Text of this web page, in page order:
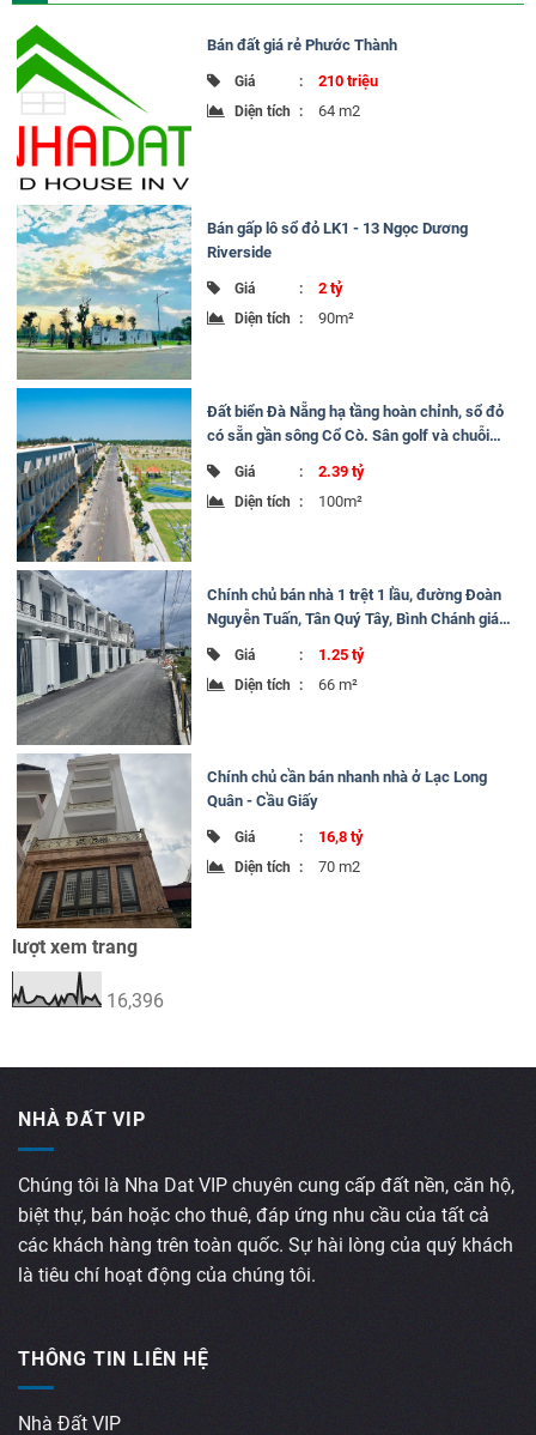
Bán đất giá rẻ Phước Thành
Giá : 210 triệu
Diện tích : 64 m2
Bán gấp lô sổ đỏ LK1 - 13 Ngọc Dương
Riverside
Giá : 2 tỷ
Diện tích : 90m²
Đất biển Đà Nẵng hạ tầng hoàn chỉnh, sổ đỏ
có sẵn gần sông Cổ Cò. Sân golf và chuỗi
Giá : 2.39 tỷ
Diện tích : 100m²
Chính chủ bán nhà 1 trệt 1 lầu, đường Đoàn
Nguyễn Tuấn, Tân Quý Tây, Bình Chánh giá
Giá : 1.25 tỷ
Diện tích : 66 m²
Chính chủ cần bán nhanh nhà ở Lạc Long
Quân - Cầu Giấy
Giá : 16,8 tỷ
Diện tích : 70 m2
lượt xem trang
16,396
NHÀ ĐẤT VIP
Chúng tôi là Nha Dat VIP chuyên cung cấp đất nền, căn hộ,
biệt thự, bán hoặc cho thuê, đáp ứng nhu cầu của tất cả
các khách hàng trên toàn quốc. Sự hài lòng của quý khách
là tiêu chí hoạt động của chúng tôi.
THÔNG TIN LIÊN HỆ
Nhà Đất VIP